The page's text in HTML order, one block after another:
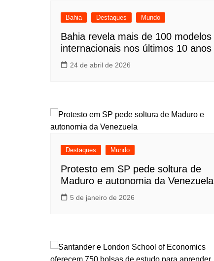
Bahia Destaques Mundo
Bahia revela mais de 100 modelos
internacionais nos últimos 10 anos
24 de abril de 2026
Destaques Mundo
Protesto em SP pede soltura de
Maduro e autonomia da Venezuela
5 de janeiro de 2026